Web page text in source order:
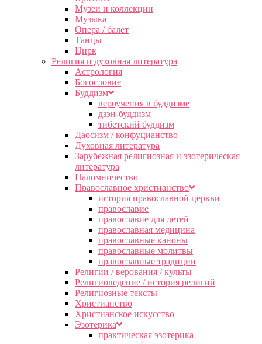
Музеи и коллекции
Музыка
Опера / балет
Танцы
Цирк
Религия и духовная литература
Астрология
Богословие
Буддизм
вероучения в буддизме
дзэн-буддизм
тибетский буддизм
Даосизм / конфуцианство
Духовная литература
Зарубежная религиозная и эзотерическая
литература
Паломничество
Православное христианство
история православной церкви
православие
православие для детей
православная медицина
православные каноны
православные молитвы
православные традиции
Религии / верования / культы
Религиоведение / история религий
Религиозные тексты
Христианство
Христианское искусство
Эзотерика
практическая эзотерика